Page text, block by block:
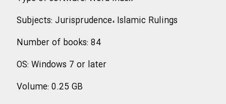
Subjects: Jurisprudence، Islamic Rulings
Number of books: 84
OS: Windows 7 or later
Volume: 0.25 GB